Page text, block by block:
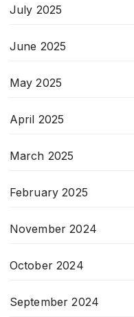
July 2025
June 2025
May 2025
April 2025
March 2025
February 2025
November 2024
October 2024
September 2024